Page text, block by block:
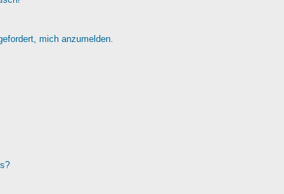
mich anzumelden.